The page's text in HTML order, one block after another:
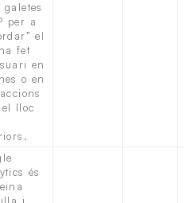
galetes
per a
el
fet
en
o en
lloc
és